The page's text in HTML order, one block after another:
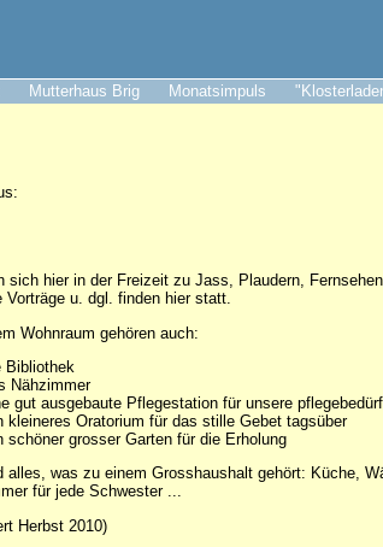
Mutterhaus Brig Monatsimpuls
hier in der Freizeit zu Jass, Plaudern,
u. dgl. finden hier statt.
Wohnraum gehören auch:
Bibliothek
Nähzimmer
gut ausgebaute Pflegestation für unsere
kleineres Oratorium für das stille Gebet tagsüber
schöner grosser Garten für die Erholung
alles, was zu einem Grosshaushalt gehört: Küche,
für jede Schwester ...
Herbst 2010)